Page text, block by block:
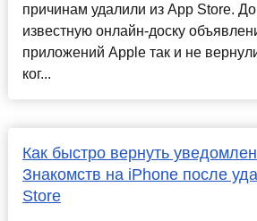
причинам удалили из App Store.
известную онлайн-доску
приложений Apple так и не
ког...
Как быстро вернуть
Знакомств на iPhone после
Store